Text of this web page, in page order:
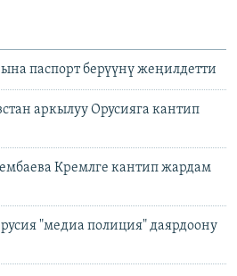
паспорт берүүнү жеңилдетти
аркылуу Орусияга кантип
Кремлге кантип жардам
"медиа полиция" даярдоону